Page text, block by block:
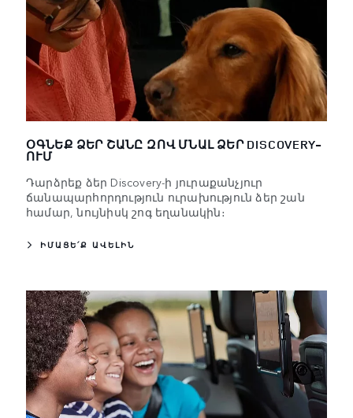
ՕԳՆԵՔ ՁԵՐ ՇԱՆԸ ԶՈՎ ՄՆԱԼ ՁԵՐ DISCOVERY-
ՈՒՄ
Դարձրեք ձեր Discovery-ի յուրաքանչյուր
ճանապարհորդություն ուրախություն ձեր շան
համար, նույնիսկ շոգ եղանակին։
ԻՄԱՑԵ՛Ք ԱՎԵԼԻՆ